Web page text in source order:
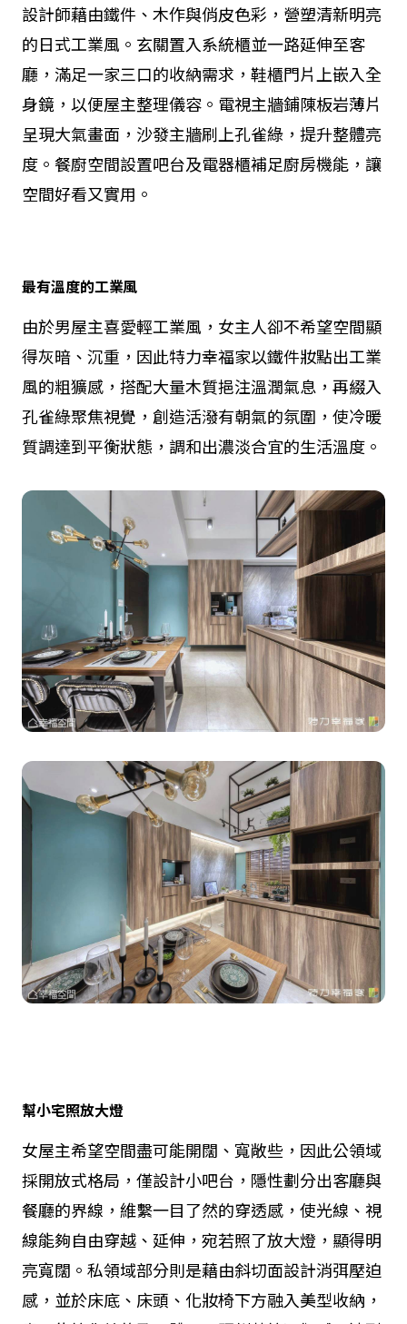
設計師藉由鐵件、木作與俏皮色彩，營塑清新明亮
的日式工業風。玄關置入系統櫃並一路延伸至客
廳，滿足一家三口的收納需求，鞋櫃門片上嵌入全
身鏡，以便屋主整理儀容。電視主牆鋪陳板岩薄片
呈現大氣畫面，沙發主牆刷上孔雀綠，提升整體亮
度。餐廚空間設置吧台及電器櫃補足廚房機能，讓
空間好看又實用。
最有溫度的工業風
由於男屋主喜愛輕工業風，女主人卻不希望空間顯
得灰暗、沉重，因此特力幸福家以鐵件妝點出工業
風的粗獷感，搭配大量木質挹注溫潤氣息，再綴入
孔雀綠聚焦視覺，創造活潑有朝氣的氛圍，使冷暖
質調達到平衡狀態，調和出濃淡合宜的生活溫度。
幫小宅照放大燈
女屋主希望空間盡可能開闊、寬敞些，因此公領域
採開放式格局，僅設計小吧台，隱性劃分出客廳與
餐廳的界線，維繫一目了然的穿透感，使光線、視
線能夠自由穿越、延伸，宛若照了放大燈，顯得明
亮寬闊。私領域部分則是藉由斜切面設計消弭壓迫
感，並於床底、床頭、化妝椅下方融入美型收納，